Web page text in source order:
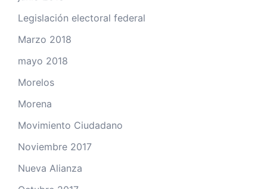
Legislación electoral federal
Marzo 2018
mayo 2018
Morelos
Morena
Movimiento Ciudadano
Noviembre 2017
Nueva Alianza